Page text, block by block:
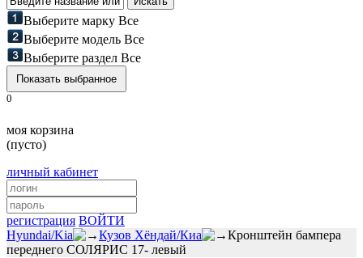
Выберите марку Все
Выберите модель Все
Выберите раздел Все
0
моя корзина
(пусто)
личный кабинет
регистрация ВОЙТИ
Hyundai/Kia
Кузов Хёндай/Киа
Кронштейн бампера
переднего СОЛЯРИС 17- левый